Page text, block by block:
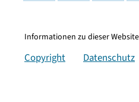
Informationen zu dieser
Copyright Datenschutz